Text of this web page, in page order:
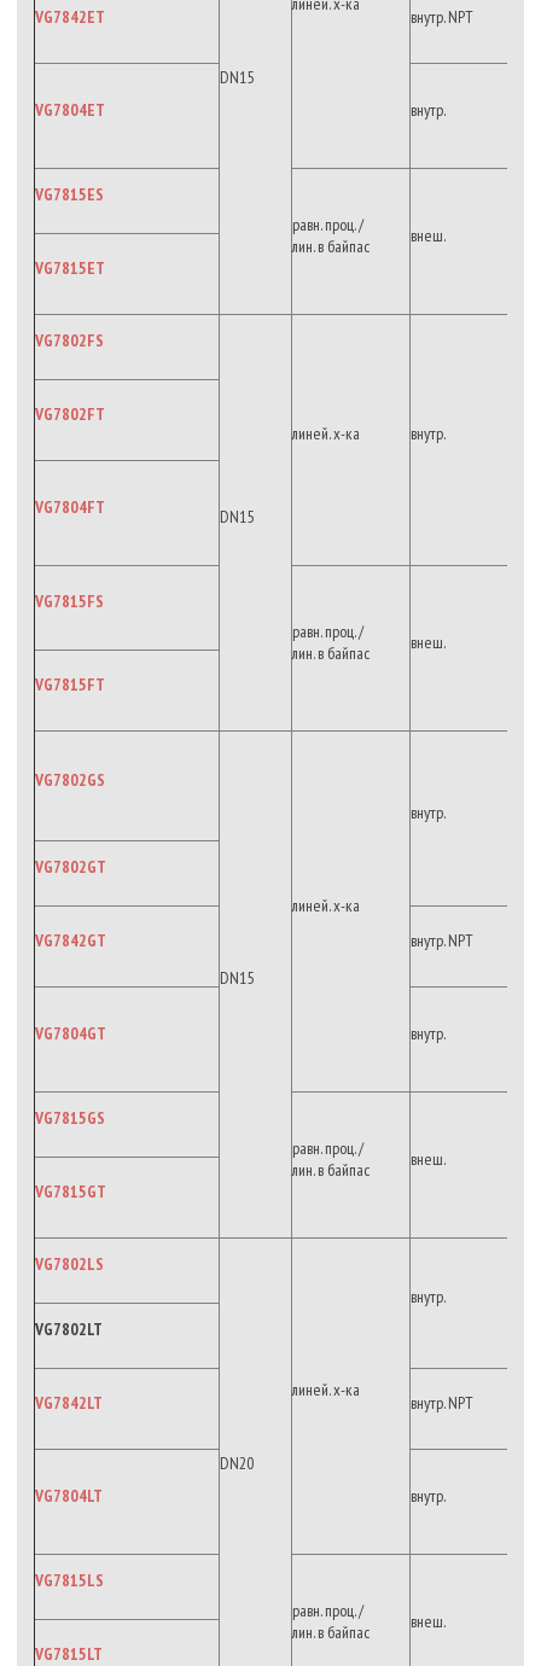
DN15
VG7842ET внутр. NPT
VG7804ET внутр.
VG7815ES
равн. проц. /
лин. в байпас
внеш.
VG7815ET
VG7802FS
DN15
линей. х-ка внутр.
VG7802FT
VG7804FT
VG7815FS
равн. проц. /
лин. в байпас
внеш.
VG7815FT
VG7802GS
DN15
линей. х-ка
внутр.
VG7802GT
VG7842GT внутр. NPT
VG7804GT внутр.
VG7815GS
равн. проц. /
лин. в байпас
внеш.
VG7815GT
VG7802LS
DN20
линей. х-ка
внутр.
VG7802LT
VG7842LT внутр. NPT
VG7804LT внутр.
VG7815LS
равн. проц. /
лин. в байпас
внеш.
VG7815LT